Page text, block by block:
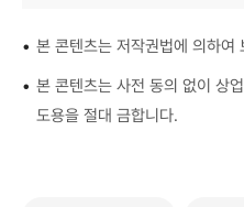
• 본 콘텐츠는 저작권법에 의하여
• 본 콘텐츠는 사전 동의 없이 상
도용을 절대 금합니다.